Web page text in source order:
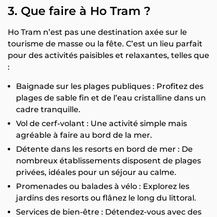
3. Que faire à Ho Tram ?
Ho Tram n’est pas une destination axée sur le
tourisme de masse ou la fête. C’est un lieu parfait
pour des activités paisibles et relaxantes, telles que
:
Baignade sur les plages publiques : Profitez des
plages de sable fin et de l’eau cristalline dans un
cadre tranquille.
Vol de cerf-volant : Une activité simple mais
agréable à faire au bord de la mer.
Détente dans les resorts en bord de mer : De
nombreux établissements disposent de plages
privées, idéales pour un séjour au calme.
Promenades ou balades à vélo : Explorez les
jardins des resorts ou flânez le long du littoral.
Services de bien-être : Détendez-vous avec des